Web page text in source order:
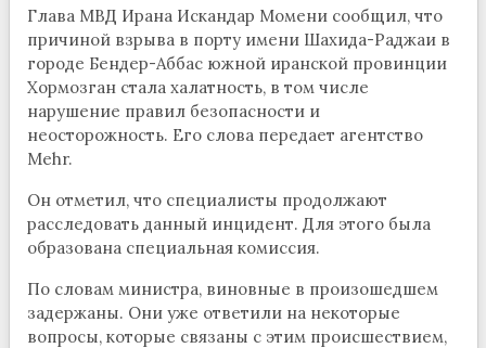
Глава МВД Ирана Искандар Момени сообщил, что
причиной взрыва в порту имени Шахида-Раджаи в
городе Бендер-Аббас южной иранской провинции
Хормозган стала халатность, в том числе
нарушение правил безопасности и
неосторожность. Его слова передает агентство
Mehr.
Он отметил, что специалисты продолжают
расследовать данный инцидент. Для этого была
образована специальная комиссия.
По словам министра, виновные в произошедшем
задержаны. Они уже ответили на некоторые
вопросы, которые связаны с этим происшествием,